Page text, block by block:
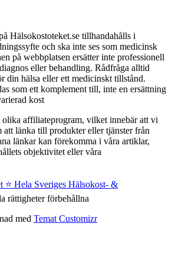
Hälsokostoteket.se tillhandahålls i
och ska inte ses som medicinsk
på webbplatsen ersätter inte professionell
eller behandling. Rådfråga alltid
din hälsa eller ett medicinskt tillstånd.
som ett komplement till, inte en ersättning
kost
affiliateprogram, vilket innebär att vi
att länka till produkter eller tjänster från
länkar kan förekomma i våra artiklar,
objektivitet eller våra
⭐️ Hela Sveriges Hälsokost- &
rättigheter förbehållna
med Temat Customizr